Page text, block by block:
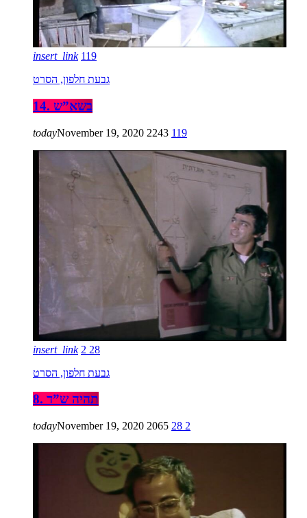
insert_link 119
גבעת חלפון, הסרט
14. בשא”ש
todayNovember 19, 2020 2243 119
insert_link 2 28
גבעת חלפון, הסרט
8. תהיה ש”ד
todayNovember 19, 2020 2065 28 2